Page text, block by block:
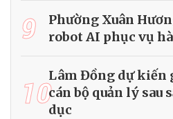
9
Phường Xuân
robot AI phục vụ
10Lâm Đồng dự kiến
cán bộ quản lý sau
dục